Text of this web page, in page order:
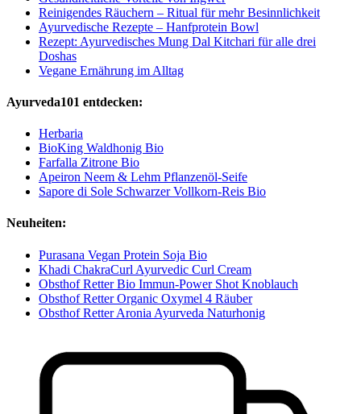
Reinigendes Räuchern – Ritual für mehr Besinnlichkeit
Ayurvedische Rezepte – Hanfprotein Bowl
Rezept: Ayurvedisches Mung Dal Kitchari für alle drei
Doshas
Vegane Ernährung im Alltag
Ayurveda101 entdecken:
Herbaria
BioKing Waldhonig Bio
Farfalla Zitrone Bio
Apeiron Neem & Lehm Pflanzenöl-Seife
Sapore di Sole Schwarzer Vollkorn-Reis Bio
Neuheiten:
Purasana Vegan Protein Soja Bio
Khadi ChakraCurl Ayurvedic Curl Cream
Obsthof Retter Bio Immun-Power Shot Knoblauch
Obsthof Retter Organic Oxymel 4 Räuber
Obsthof Retter Aronia Ayurveda Naturhonig